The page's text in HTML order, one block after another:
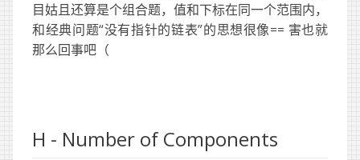
目姑且还算是个组合题，值和下标在同一个范围内，
和经典问题“没有指针的链表”的思想很像== 害也就
那么回事吧（
H - Number of Components